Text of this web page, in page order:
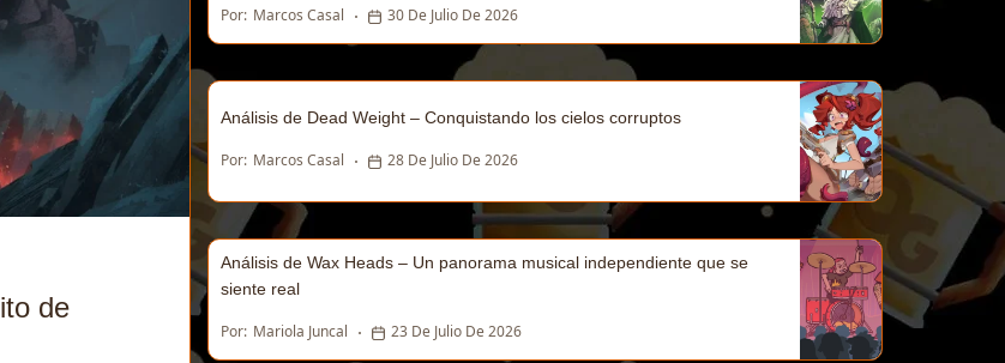
de
Por: Marcos Casal 30 De Julio De 2026
Análisis de Dead Weight – Conquistando los cielos corruptos
Por: Marcos Casal 28 De Julio De 2026
Análisis de Wax Heads – Un panorama musical independiente que se
siente real
Por: Mariola Juncal 23 De Julio De 2026